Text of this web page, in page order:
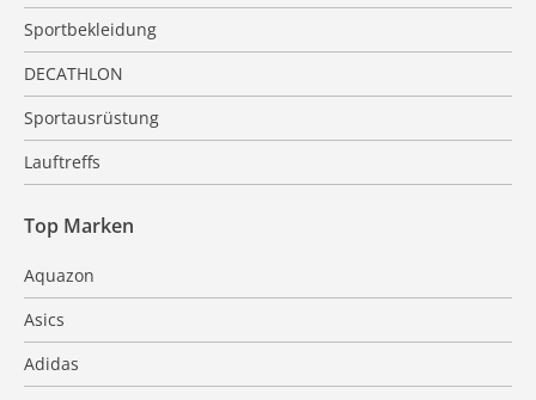
Sportbekleidung
DECATHLON
Sportausrüstung
Lauftreffs
Top Marken
Aquazon
Asics
Adidas